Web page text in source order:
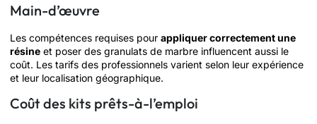
Main-d’œuvre
Les compétences requises pour appliquer correctement une
résine et poser des granulats de marbre influencent aussi le
coût. Les tarifs des professionnels varient selon leur expérience
et leur localisation géographique.
Coût des kits prêts-à-l’emploi